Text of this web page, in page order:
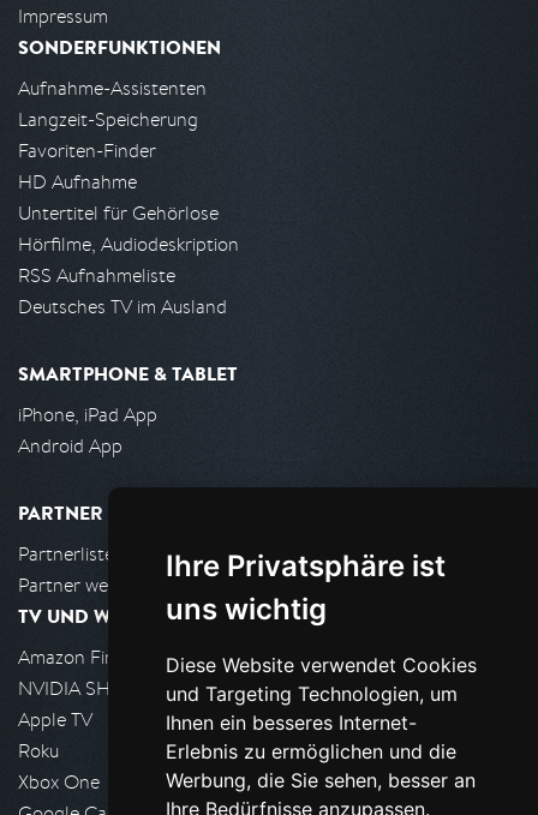
Ihre Privatsphäre ist
uns wichtig
Diese Website verwendet Cookies
und Targeting Technologien, um
Ihnen ein besseres Internet-
Erlebnis zu ermöglichen und die
Werbung, die Sie sehen, besser an
Ihre Bedürfnisse anzupassen.
Impressum
SONDERFUNKTIONEN
Aufnahme-Assistenten
Langzeit-Speicherung
Favoriten-Finder
HD Aufnahme
Untertitel für Gehörlose
Hörfilme, Audiodeskription
RSS Aufnahmeliste
Deutsches TV im Ausland
SMARTPHONE & TABLET
iPhone, iPad App
Android App
PARTNER
Partnerliste
Partner werden
TV UND WOHNZIMMER
Amazon FireTV
NVIDIA SHIELD, Google TV
Apple TV
Roku
Xbox One